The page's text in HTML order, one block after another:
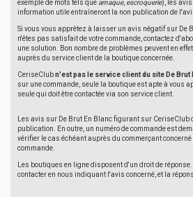
exemple de mots tels que arnaque, escroquerie), les
information utile entraîneront la non publication de
Si vous vous apprêtez à laisser un avis négatif sur De
n'êtes pas satisfait de votre commande, contactez
une solution. Bon nombre de problèmes peuvent en
auprès du service client de la boutique concernée.
CeriseClubn'est pas le service client du site De Brut
sur une commande, seule la boutique est apte à vous
seule qui doit être contactée via son service client.
Les avis sur De Brut En Blanc figurant sur CeriseClub
publication. En outre, un numéro de commande est
vérifier le cas échéant auprès du commerçant
commande.
Les boutiques en ligne disposent d'un droit de
contacter en nous indiquant l'avis concerné, et la